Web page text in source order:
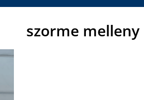
szorme melleny